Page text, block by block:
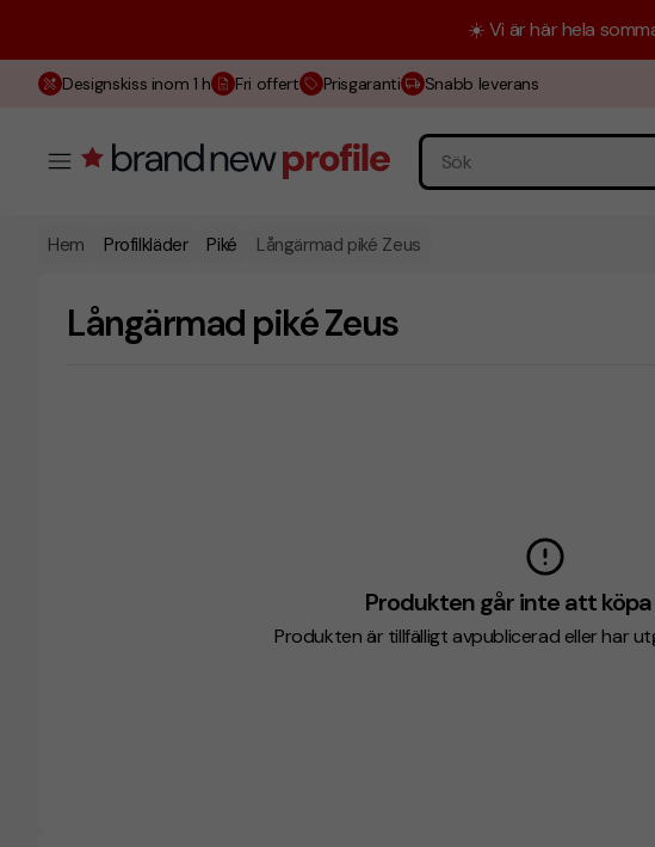
☀️ Vi är här hela
Designskiss inom 1 h Fri offert Prisgaranti Snabb leverans
Hem Profilkläder Piké Långärmad piké Zeus
Långärmad piké Zeus
Produkten går inte att
Produkten är tillfälligt avpublicerad eller har